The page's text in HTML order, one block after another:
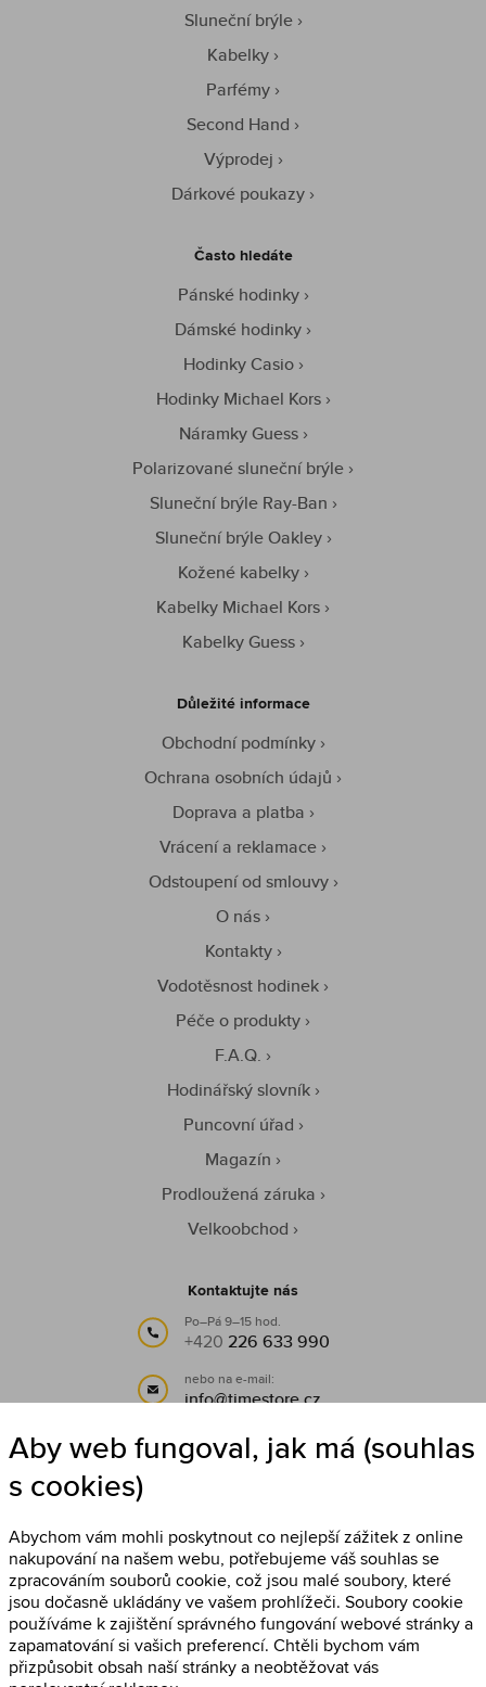
Sluneční brýle
Kabelky
Parfémy
Second Hand
Výprodej
Dárkové poukazy
Často hledáte
Pánské hodinky
Dámské hodinky
Hodinky Casio
Hodinky Michael Kors
Náramky Guess
Polarizované sluneční brýle
Sluneční brýle Ray-Ban
Sluneční brýle Oakley
Kožené kabelky
Kabelky Michael Kors
Kabelky Guess
Důležité informace
Obchodní podmínky
Ochrana osobních údajů
Doprava a platba
Vrácení a reklamace
Odstoupení od smlouvy
O nás
Kontakty
Vodotěsnost hodinek
Péče o produkty
F.A.Q.
Hodinářský slovník
Puncovní úřad
Magazín
Prodloužená záruka
Velkoobchod
Kontaktujte nás
Po–Pá 9–15 hod.
+420 226 633 990
nebo na e-mail:
info@timestore.cz
Sledujte nás
Aby web fungoval, jak má (souhlas
s cookies)
Abychom vám mohli poskytnout co nejlepší zážitek z online
nakupování na našem webu, potřebujeme váš souhlas se
zpracováním souborů cookie, což jsou malé soubory, které
jsou dočasně ukládány ve vašem prohlížeči. Soubory cookie
používáme k zajištění správného fungování webové stránky a
zapamatování si vašich preferencí. Chtěli bychom vám
přizpůsobit obsah naší stránky a neobtěžovat vás